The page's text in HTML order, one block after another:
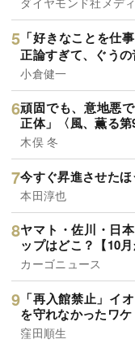
「好きなことを仕
正論すぎて、ぐう
小倉健一
頑固でも、意地悪
正体」〈風、薫る第
木俣 冬
今すぐ昇進させた
本田淳也
ヤマト・佐川・日
ップはどこ？【10
カーゴニュース
「再入館禁止」イ
を守れなかったワケ
窪田順生